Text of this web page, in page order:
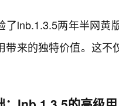
了lnb.1.3.5两年半网黄
带来的独特价值。这